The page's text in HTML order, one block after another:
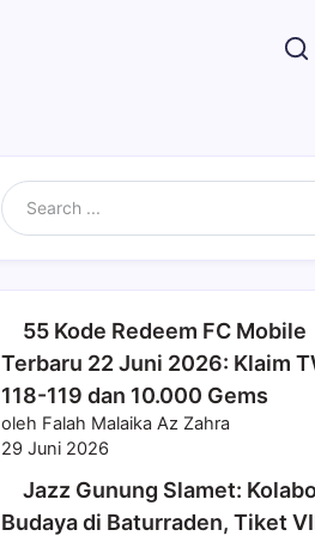
55 Kode Redeem FC Mobile
Terbaru 22 Juni 2026: Klaim
118-119 dan 10.000 Gems
oleh Falah Malaika Az Zahra
29 Juni 2026
Jazz Gunung Slamet:
Budaya di Baturraden, Tiket